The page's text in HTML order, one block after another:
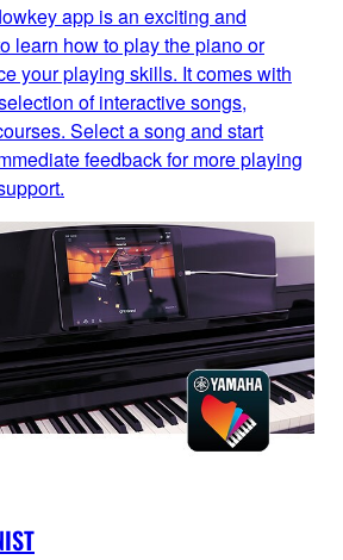
app is an exciting and
learn how to play the piano or
your playing skills. It comes with
of interactive songs,
Select a song and start
feedback for more playing